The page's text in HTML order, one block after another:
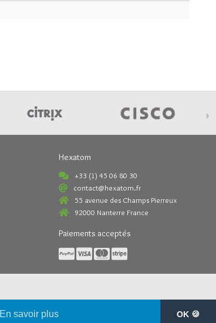
En savoir plus OK 🍪
›
Hexatom
+33 (1) 45 06 80 30
contact@hexatom.fr
55 avenue des Champs Pierreux
92000 Nanterre France
Paiements acceptés